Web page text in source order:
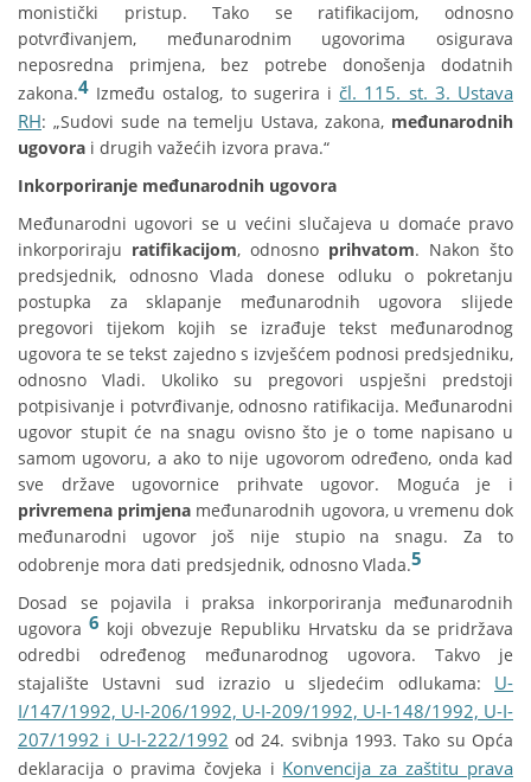
monistički pristup. Tako se ratifikacijom, odnosno
potvrđivanjem, međunarodnim ugovorima osigurava
neposredna primjena, bez potrebe donošenja dodatnih
zakona.4 Između ostalog, to sugerira i čl. 115. st. 3. Ustava
RH: „Sudovi sude na temelju Ustava, zakona, međunarodnih
ugovora i drugih važećih izvora prava.“
Inkorporiranje međunarodnih ugovora
Međunarodni ugovori se u većini slučajeva u domaće pravo
inkorporiraju ratifikacijom, odnosno prihvatom. Nakon što
predsjednik, odnosno Vlada donese odluku o pokretanju
postupka za sklapanje međunarodnih ugovora slijede
pregovori tijekom kojih se izrađuje tekst međunarodnog
ugovora te se tekst zajedno s izvješćem podnosi predsjedniku,
odnosno Vladi. Ukoliko su pregovori uspješni predstoji
potpisivanje i potvrđivanje, odnosno ratifikacija. Međunarodni
ugovor stupit će na snagu ovisno što je o tome napisano u
samom ugovoru, a ako to nije ugovorom određeno, onda kad
sve države ugovornice prihvate ugovor. Moguća je i
privremena primjena međunarodnih ugovora, u vremenu dok
međunarodni ugovor još nije stupio na snagu. Za to
odobrenje mora dati predsjednik, odnosno Vlada.5
Dosad se pojavila i praksa inkorporiranja međunarodnih
ugovora6 koji obvezuje Republiku Hrvatsku da se pridržava
odredbi određenog međunarodnog ugovora. Takvo je
stajalište Ustavni sud izrazio u sljedećim odlukama: U-
I/147/1992, U-I-206/1992, U-I-209/1992, U-I-148/1992, U-I-
207/1992 i U-I-222/1992 od 24. svibnja 1993. Tako su Opća
deklaracija o pravima čovjeka i Konvencija za zaštitu prava